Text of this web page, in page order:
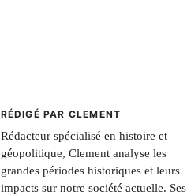
RÉDIGÉ PAR CLEMENT
Rédacteur spécialisé en histoire et
géopolitique, Clement analyse les
grandes périodes historiques et leurs
impacts sur notre société actuelle. Ses